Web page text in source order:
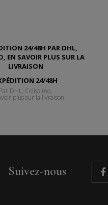
24/48H
Par DHL, Colissimo,
plus sur la livraison
Suivez-nous